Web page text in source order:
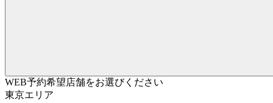
WEB予約希望店舗をお選びください
東京エリア